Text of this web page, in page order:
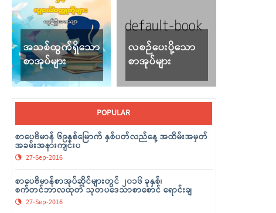
အသစ်ထွက်ရှိသော
စာအုပ်များ
လစဉ်ပေးပို့သော
စာအုပ်များ
POPULAR
စာပေဗိမာန် ၆၉နှစ်မြောက် နှစ်ပတ်လည်နေ့ အထိမ်းအမှတ်
အခမ်းအနားကျင်းပ
27-Sep-2016
စာပေဗိမာန်စာအုပ်ဆိုင်များတွင် ၂၀၁၆ ခုနှစ်၊
စက်တင်ဘာလထုတ် သုတပဒေသာစာစောင် ရောင်းချ
27-Sep-2016